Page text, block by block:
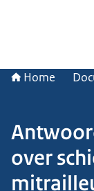
Home
over